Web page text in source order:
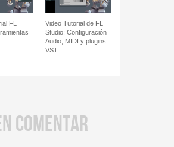
FL
Video Tutorial de FL
Studio: Configuración
Audio, MIDI y plugins
VST
COMENTAR